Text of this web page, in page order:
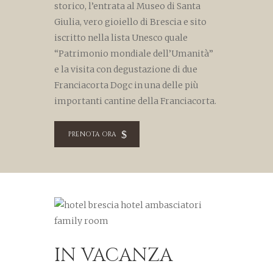
storico, l’entrata al Museo di Santa
Giulia, vero gioiello di Brescia e sito
iscritto nella lista Unesco quale
“Patrimonio mondiale dell’Umanità”
e la visita con degustazione di due
Franciacorta Dogc in una delle più
importanti cantine della Franciacorta.
PRENOTA ORA
IN VACANZA